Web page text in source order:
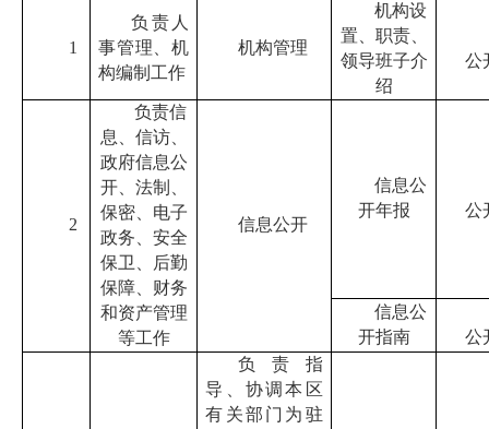
1
负责人
事管理、机
构编制工作
机构管理
机构设
置、职责、
领导班子介
绍
公
2
负责信
息、信访、
政府信息公
开、法制、
保密、电子
政务、安全
保卫、后勤
保障、财务
和资产管理
等工作
信息公开
信息公
开年报
公
信息公
开指南
公
负责指
导、协调本区
有关部门为驻